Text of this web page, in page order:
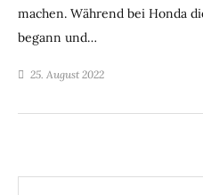
machen. Während bei Honda
begann und…
25. August 2022